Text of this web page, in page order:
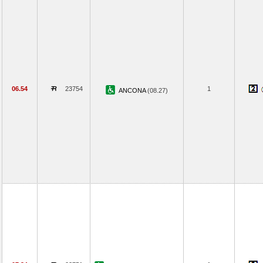
06.54 23754 ANCONA(08.27) 1